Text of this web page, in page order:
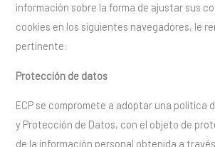
información sobre la forma de ajustar sus
cookies en los siguientes navegadores, le
pertinente:
Protección de datos
ECP se compromete a adoptar una política
y Protección de Datos, con el objeto de
de la información personal obtenida a